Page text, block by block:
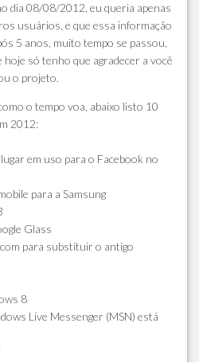
dia 08/08/2012, eu queria apenas
usuários, e que essa informação
5 anos, muito tempo se passou,
só tenho que agradecer a você
o projeto.
o tempo voa, abaixo listo 10
2012:
em uso para o Facebook no
para a Samsung
Glass
para substituir o antigo
8
Live Messenger (MSN) está